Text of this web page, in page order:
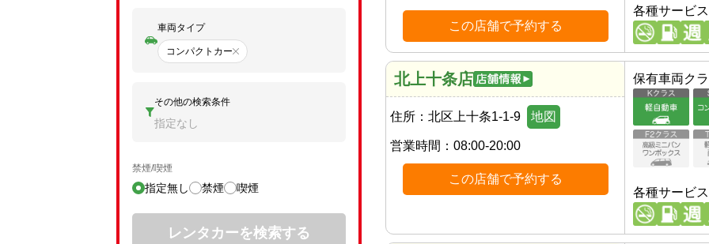
この店舗で予約する
各種サービス
北上十条店
住所： 北区上十条1-1-9 地図
営業時間： 08:00-20:00
この店舗で予約する
保有車両ク
各種サービス
車両タイプ
コンパクトカー
その他の検索条件
指定なし
禁煙/喫煙
指定無し 禁煙 喫煙
レンタカーを検索する